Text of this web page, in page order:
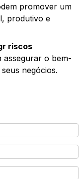
promover um
produtivo e
riscos
assegurar o bem-
negócios.